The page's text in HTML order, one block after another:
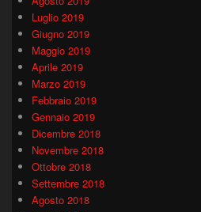
Luglio 2019
Giugno 2019
Maggio 2019
Aprile 2019
Marzo 2019
Febbraio 2019
Gennaio 2019
Dicembre 2018
Novembre 2018
Ottobre 2018
Settembre 2018
Agosto 2018